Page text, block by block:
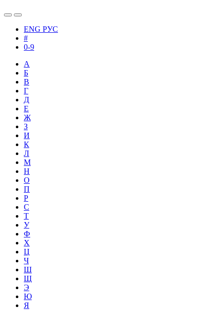
ENG РУС
#
0-9
А
Б
В
Г
Д
Е
Ж
З
И
К
Л
М
Н
О
П
Р
С
Т
У
Ф
Х
Ц
Ч
Ш
Щ
Э
Ю
Я